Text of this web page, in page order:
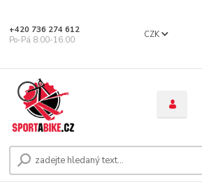
CZK
+420 736 274 612
Po-Pá 8.00-16.00